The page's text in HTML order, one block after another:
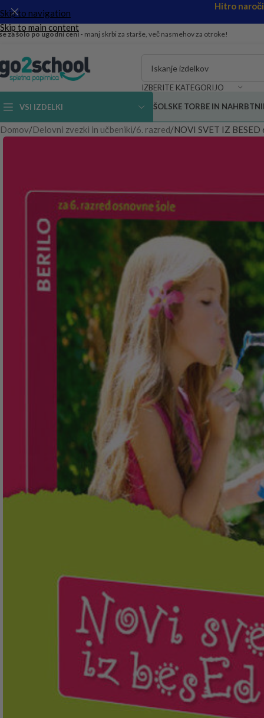
Skip to navigation
Skip to main content
Hitro
za šolo po ugodni ceni - manj skrbi za starše, več nasmehov za otroke!
IZBERITE KATEGORIJO
VSI IZDELKI ŠOLSKE TORBE IN
Domov Delovni zvezki in učbeniki 6. razred NOVI SVET IZ BESED